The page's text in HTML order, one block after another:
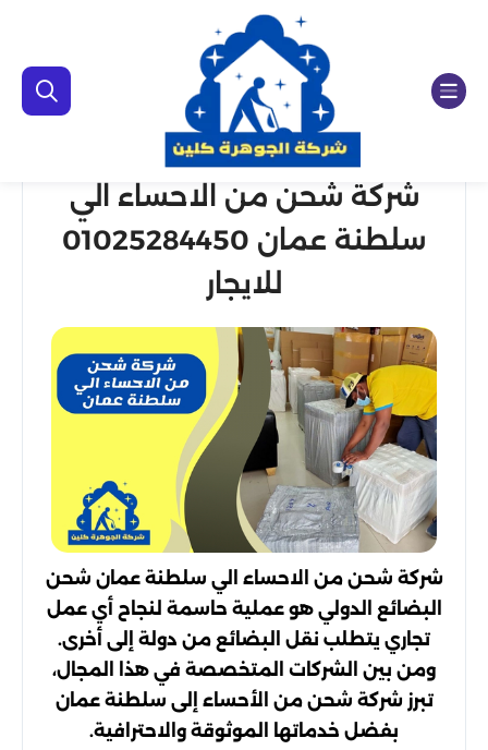
شركة شحن من الاحساء الي
سلطنة عمان 01025284450
للايجار
شركة شحن من الاحساء الي سلطنة عمان شحن
البضائع الدولي هو عملية حاسمة لنجاح أي عمل
تجاري يتطلب نقل البضائع من دولة إلى أخرى.
ومن بين الشركات المتخصصة في هذا المجال،
تبرز شركة شحن من الأحساء إلى سلطنة عمان
بفضل خدماتها الموثوقة والاحترافية.